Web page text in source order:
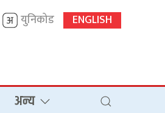
युनिकोड ENGLISH
अन्य